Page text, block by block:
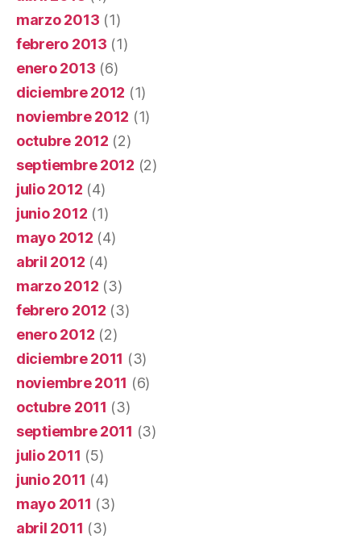
marzo 2013 (1)
febrero 2013 (1)
enero 2013 (6)
diciembre 2012 (1)
noviembre 2012 (1)
octubre 2012 (2)
septiembre 2012 (2)
julio 2012 (4)
junio 2012 (1)
mayo 2012 (4)
abril 2012 (4)
marzo 2012 (3)
febrero 2012 (3)
enero 2012 (2)
diciembre 2011 (3)
noviembre 2011 (6)
octubre 2011 (3)
septiembre 2011 (3)
julio 2011 (5)
junio 2011 (4)
mayo 2011 (3)
abril 2011 (3)